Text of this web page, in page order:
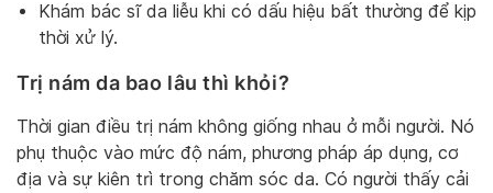
Khám bác sĩ da liễu khi có dấu hiệu bất thường để kịp
thời xử lý.
Trị nám da bao lâu thì khỏi?
Thời gian điều trị nám không giống nhau ở mỗi người. Nó
phụ thuộc vào mức độ nám, phương pháp áp dụng, cơ
địa và sự kiên trì trong chăm sóc da. Có người thấy cải